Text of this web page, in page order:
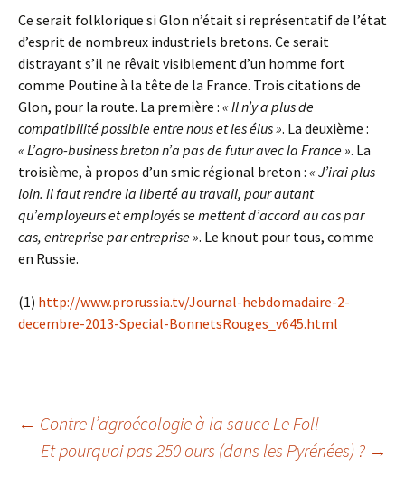
Ce serait folklorique si Glon n’était si représentatif de l’état
d’esprit de nombreux industriels bretons. Ce serait
distrayant s’il ne rêvait visiblement d’un homme fort
comme Poutine à la tête de la France. Trois citations de
Glon, pour la route. La première : « Il n’y a plus de
compatibilité possible entre nous et les élus ». La deuxième :
« L’agro-business breton n’a pas de futur avec la France ». La
troisième, à propos d’un smic régional breton : « J’irai plus
loin. Il faut rendre la liberté au travail, pour autant
qu’employeurs et employés se mettent d’accord au cas par
cas, entreprise par entreprise ». Le knout pour tous, comme
en Russie.
(1) http://www.prorussia.tv/Journal-hebdomadaire-2-
decembre-2013-Special-BonnetsRouges_v645.html
Navigation
← Contre l’agroécologie à la sauce Le Foll
Et pourquoi pas 250 ours (dans les Pyrénées) ? →